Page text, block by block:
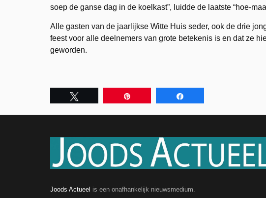
soep de ganse dag in de koelkast”, luidde de laatste “hoe-
Alle gasten van de jaarlijkse Witte Huis seder, ook de drie
feest voor alle deelnemers van grote betekenis is en dat ze
geworden.
Joods Actueel is een onafhankelijk nieuwsmedium.